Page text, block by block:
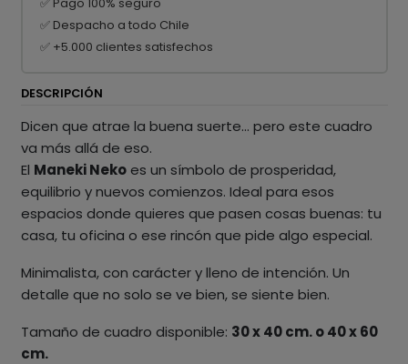
✅ Despacho a todo Chile
✅ +5.000 clientes satisfechos
DESCRIPCIÓN
Dicen que atrae la buena suerte… pero este cuadro
va más allá de eso.
El Maneki Nekoes un símbolo de prosperidad,
equilibrio y nuevos comienzos. Ideal para esos
espacios donde quieres que pasen cosas buenas: tu
casa, tu oficina o ese rincón que pide algo especial.
Minimalista, con carácter y lleno de intención. Un
detalle que no solo se ve bien, se siente bien.
Tamaño de cuadro disponible: 30 x 40 cm. o 40 x 60
cm.